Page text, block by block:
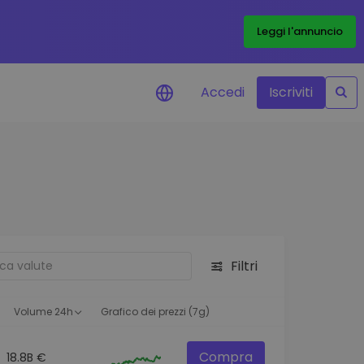
Leggi l'annuncio
utili per performance
Accedi Iscriviti
Filtri
Volume 24h Grafico dei prezzi (7g)
18.8B € Compra